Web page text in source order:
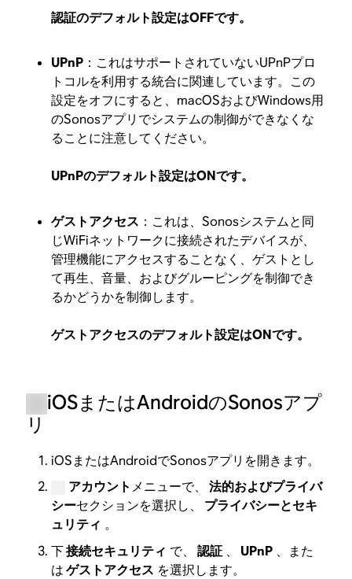
認証のデフォルト設定はOFFです。
UPnP ：これはサポートされていないUPnPプロ
トコルを利用する統合に関連しています。この
設定をオフにすると、macOSおよびWindows用
のSonosアプリでシステムの制御ができなくな
ることに注意してください。
UPnPのデフォルト設定はONです。
ゲストアクセス ：これは、Sonosシステムと同
じWiFiネットワークに接続されたデバイスが、
管理機能にアクセスすることなく、ゲストとし
て再生、音量、およびグルーピングを制御でき
るかどうかを制御します。
ゲストアクセスのデフォルト設定はONです。
iOSまたはAndroidのSonosアプ
リ
iOSまたはAndroidでSonosアプリを開きます。
アカウント メニューで、
法的およびプライバ
シーセクションを選択し、
プライバシーとセキ
ュリティ 。
下接続セキュリティ で、 認証 、 UPnP 、また
はゲストアクセス を選択します。